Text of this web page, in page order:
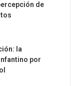
de
la
por